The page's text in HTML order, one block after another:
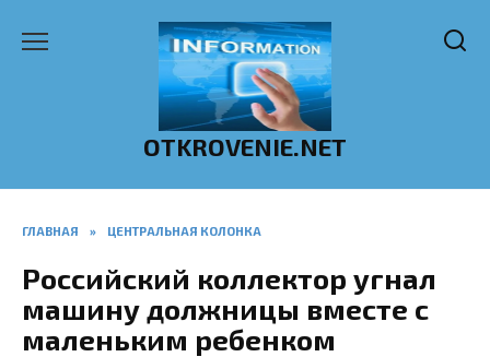
OTKROVENIE.NET
ГЛАВНАЯ » ЦЕНТРАЛЬНАЯ КОЛОНКА
Российский коллектор угнал
машину должницы вместе с
маленьким ребенком